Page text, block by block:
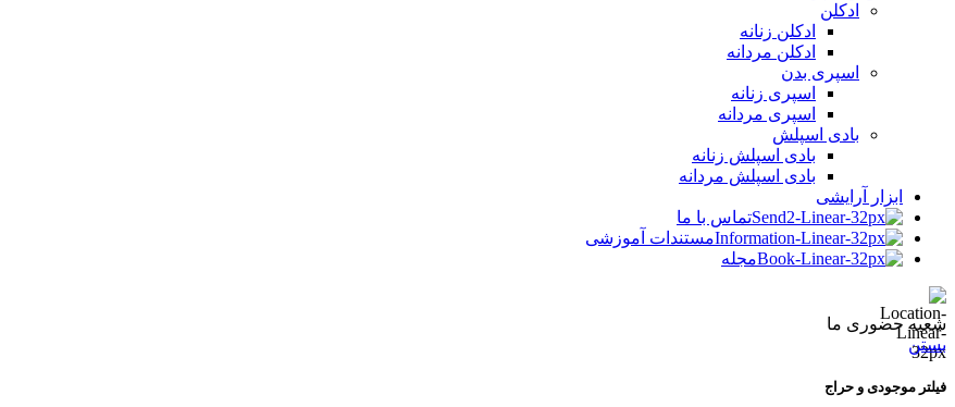
ادکلن
ادکلن زنانه
ادکلن مردانه
اسپری بدن
اسپری زنانه
اسپری مردانه
بادی اسپلش
بادی اسپلش زنانه
بادی اسپلش مردانه
ابزار آرایشی
تماس با ما
مستندات آموزشی
مجله
شعبه حضوری ما
بستن
فیلتر موجودی و حراج